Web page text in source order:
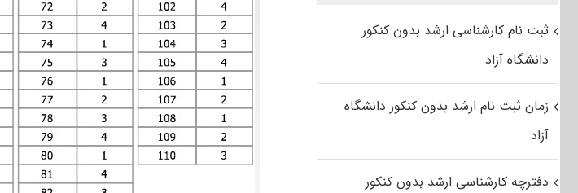
ثبت نام کارشناسی ارشد بدون کنکور
دانشگاه آزاد
زمان ثبت نام ارشد بدون کنکور دانشگاه
آزاد
دفترچه کارشناسی ارشد بدون کنکور